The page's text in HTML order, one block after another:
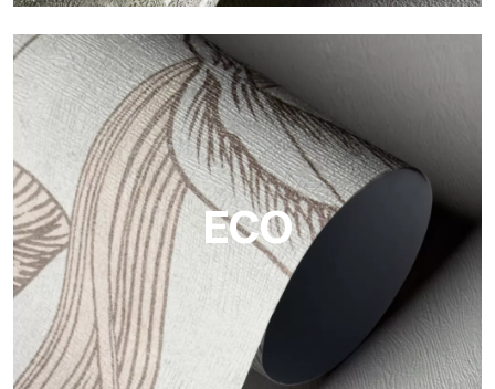
Vinyl
Die Vinyloberflächen der Tapeten von Tecnografica bieten
widerstandsfähige, strukturierte und optisch anspruchsvolle
Flächen.
ECO